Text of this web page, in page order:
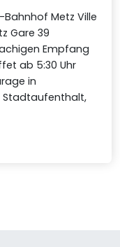
Metz Ville
Gare 39
Empfang
ab 5:30 Uhr
in
Stadtaufenthalt,